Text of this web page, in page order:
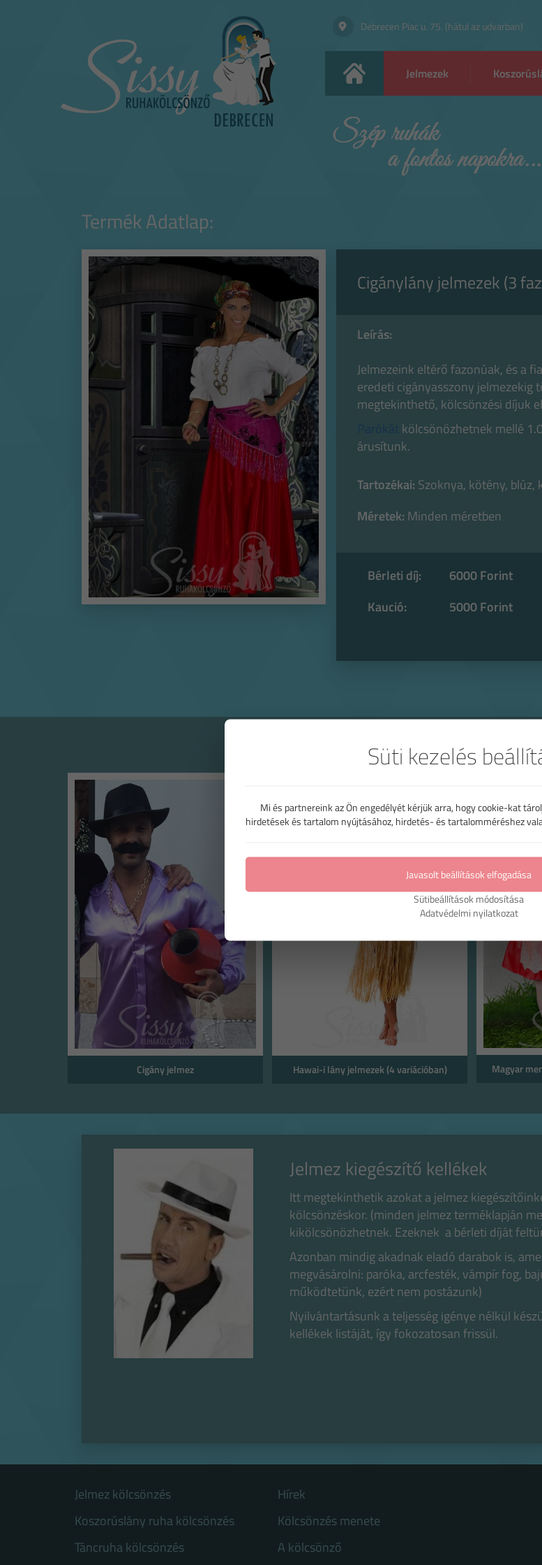
Debrecen Piac u. 75. (hátul az udvarban)
Jelmezek
Termék Adatlap:
Cigánylány jelmezek (3
Leírás:
Jelmezeink eltérő fazonúak, és a
eredeti cigányasszony jelmezekig
megtekinthető, kölcsönzési díjuk
kölcsönözhetnek mellé
árusítunk.
Tartozékai: Szoknya, kötény, blúz,
Méretek: Minden méretben
Bérleti díj:
6000 Forint
Kaució:
5000 Forint
Kapcsolódó
Cigány jelmez Hawai-i lány jelmezek (4 variációban) Magyar
Jelmez kiegészítő kellékek
Itt megtekinthetik azokat a jelmez
kölcsönzéskor. (minden jelmez terméklapján
kikölcsönözhetnek. Ezeknek a bérleti díját
Azonban mindig akadnak eladó darabok is,
megvásárolni: paróka, arcfesték, vámpír fog,
működtetünk, ezért nem postázunk)
Nyilvántartásunk a teljesség igénye nélkül
kellékek listáját, így fokozatosan frissül.
Jelmez kölcsönzés
Koszorúslány ruha kölcsönzés
Táncruha kölcsönzés
Hírek
Kölcsönzés menete
A kölcsönző
Süti kezelés
Mi és partnereink az Ön engedélyét kérjük arra, hogy cookie-kat
hirdetések és tartalom nyújtásához, hirdetés- és tartalomméréshez
Javasolt beállítások elfogadása
Sütibeállítások módosítása
Adatvédelmi nyilatkozat